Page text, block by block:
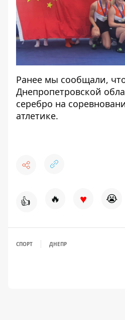
Ранее мы сообщали,
Днепропетровской
серебро на
атлетике.
👍 🔥 ♥ 😭
СПОРТ ДНЕПР